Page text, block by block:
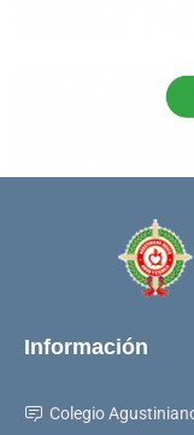
Información
Colegio